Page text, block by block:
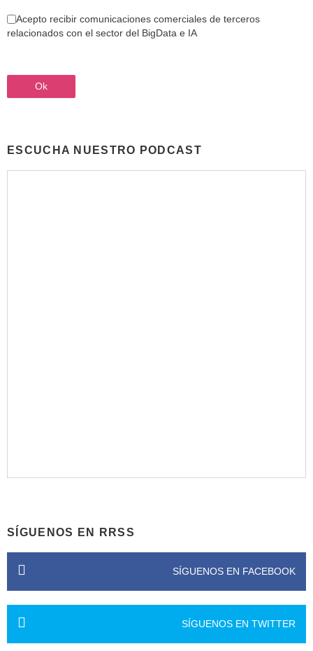
Acepto recibir comunicaciones comerciales de terceros
relacionados con el sector del BigData e IA
ESCUCHA NUESTRO PODCAST
SÍGUENOS EN RRSS
SÍGUENOS EN FACEBOOK
SÍGUENOS EN TWITTER